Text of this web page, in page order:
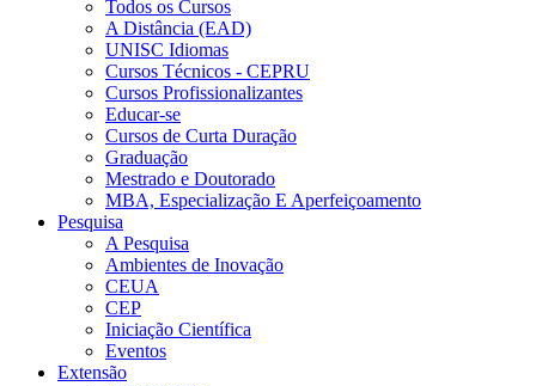
Todos os Cursos
A Distância (EAD)
UNISC Idiomas
Cursos Técnicos - CEPRU
Cursos Profissionalizantes
Educar-se
Cursos de Curta Duração
Graduação
Mestrado e Doutorado
MBA, Especialização E Aperfeiçoamento
Pesquisa
A Pesquisa
Ambientes de Inovação
CEUA
CEP
Iniciação Científica
Eventos
Extensão